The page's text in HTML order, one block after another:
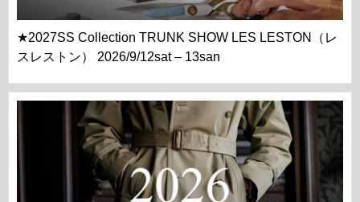
★2027SS Collection TRUNK SHOW LES LESTON（レ
スレストン） 2026/9/12sat – 13san